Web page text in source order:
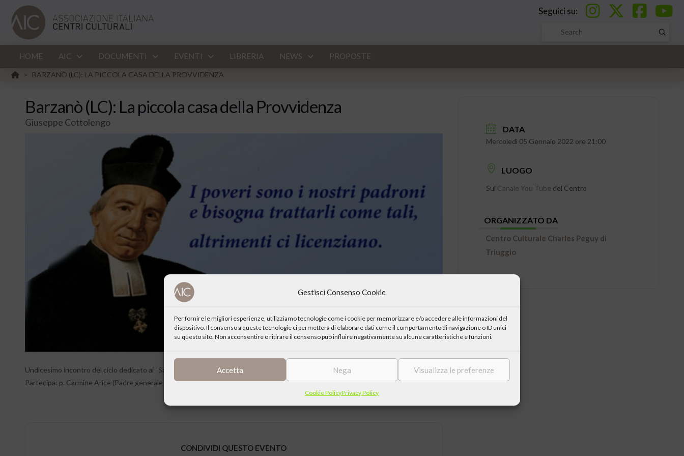
Gestisci Consenso Cookie
Per fornire le migliori esperienze, utilizziamo tecnologie come i cookie per memorizzare e/o accedere alle informazioni del
dispositivo. Il consenso a queste tecnologie ci permetterà di elaborare dati come il comportamento di navigazione o ID unici
su questo sito. Non acconsentire o ritirare il consenso può influire negativamente su alcune caratteristiche e funzioni.
Accetta Nega Visualizza le preferenze
Cookie PolicyPrivacy Policy
Seguici su:
Search
Submit
HOME AIC DOCUMENTI EVENTI LIBRERIA NEWS PROPOSTE
HOME
> BARZANÒ (LC): LA PICCOLA CASA DELLA PROVVIDENZA
Barzanò (LC): La piccola casa della Provvidenza
Giuseppe Cottolengo
Undicesimo incontro del ciclo dedicato ai “Santi, nostri amici”: Giuseppe Cottolengo.
Partecipa: p. Carmine Arice (Padre generale del Cottolengo)
CONDIVIDI QUESTO EVENTO
DATA
Mercoledì 05 Gennaio 2022 ore 21:00
LUOGO
Sul Canale You Tube del Centro
ORGANIZZATO DA
Centro Culturale Charles Peguy di
Triuggio